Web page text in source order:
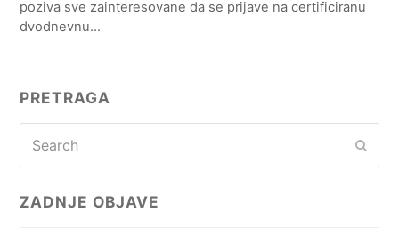
poziva sve zainteresovane da se prijave na certificiranu
dvodnevnu…
PRETRAGA
ZADNJE OBJAVE